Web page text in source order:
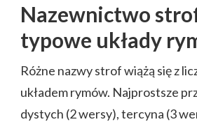
Nazewnictwo
typowe układy
Różne nazwy strof wiążą się z
układem rymów. Najprostsze
dystych (2 wersy), tercyna (3